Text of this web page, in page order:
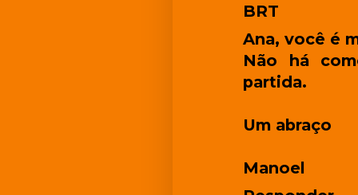
BRT
Ana, você é
Não há
partida.
Um abraço
Manoel